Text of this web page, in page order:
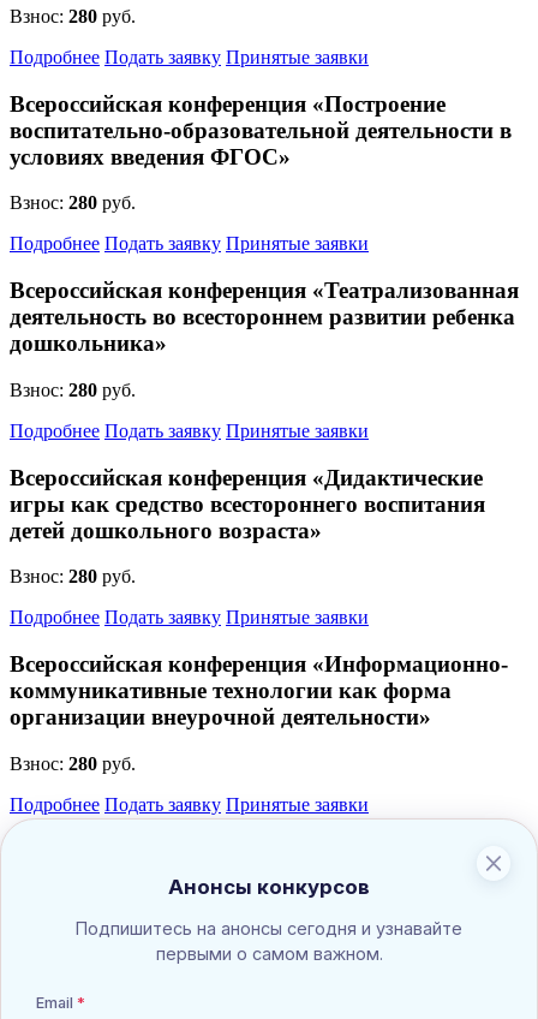
Взнос: 280 руб.
Подробнее Подать заявку Принятые заявки
Всероссийская конференция «Построение
воспитательно-образовательной деятельности в
условиях введения ФГОС»
Взнос: 280 руб.
Подробнее Подать заявку Принятые заявки
Всероссийская конференция «Театрализованная
деятельность во всестороннем развитии ребенка
дошкольника»
Взнос: 280 руб.
Подробнее Подать заявку Принятые заявки
Всероссийская конференция «Дидактические
игры как средство всестороннего воспитания
детей дошкольного возраста»
Взнос: 280 руб.
Подробнее Подать заявку Принятые заявки
Всероссийская конференция «Информационно-
коммуникативные технологии как форма
организации внеурочной деятельности»
Взнос: 280 руб.
Подробнее Подать заявку Принятые заявки
«Совершенствование способов практической
деятельности младших школьников на уроках
русского языка как условие их
интеллектуального развития»
Взнос:280